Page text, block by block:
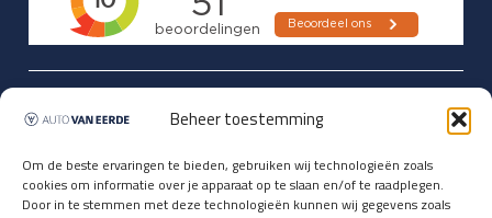
Beheer toestemming
Om de beste ervaringen te bieden, gebruiken wij technologieën zoals
cookies om informatie over je apparaat op te slaan en/of te raadplegen.
Door in te stemmen met deze technologieën kunnen wij gegevens zoals
Updates over nieuwbinnen-komers
vóórdat ze op de portals staan?
Registreer je hier.